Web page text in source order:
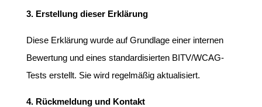
3. Erstellung dieser Erklärung
Diese Erklärung wurde auf Grundlage einer internen
Bewertung und eines standardisierten BITV/WCAG-
Tests erstellt. Sie wird regelmäßig aktualisiert.
4. Rückmeldung und Kontakt